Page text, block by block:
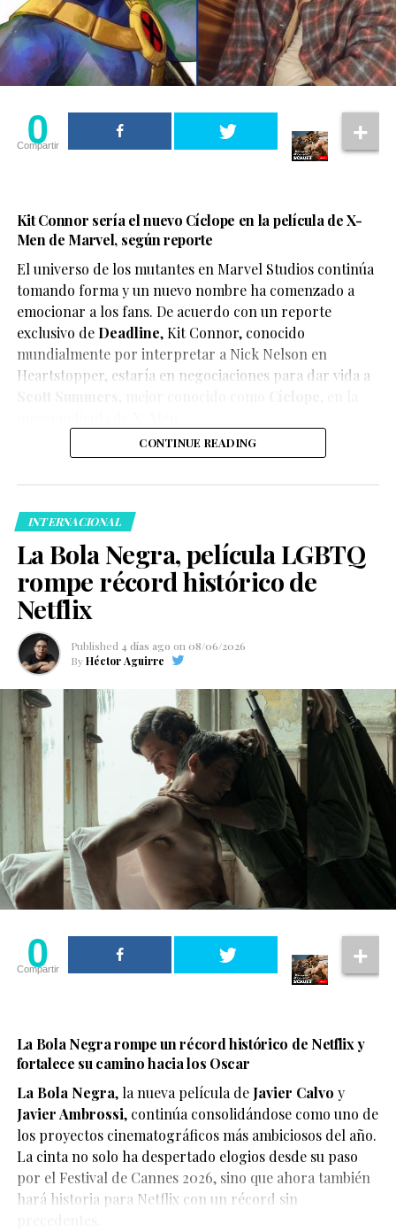
0
Compartir
Kit Connor sería el nuevo Cíclope en la película de X-
Men de Marvel, según reporte
El universo de los mutantes en Marvel Studios continúa
tomando forma y un nuevo nombre ha comenzado a
emocionar a los fans. De acuerdo con un reporte
exclusivo de Deadline,Kit Connor, conocido
mundialmente por interpretar a Nick Nelson en
Heartstopper, estaría en negociaciones para dar vida a
Según el medio estadounidense, Marvel Studios realizó
CONTINUE READING
INTERNACIONAL
La Bola Negra, película LGBTQ
rompe récord histórico de
Netflix
Published 4 días ago on 08/06/2026
By Héctor Aguirre
0
Compartir
La Bola Negra rompe un récord histórico de Netflix y
fortalece su camino hacia los Oscar
La Bola Negra, la nueva película de Javier Calvo y
Javier Ambrossi, continúa consolidándose como uno de
los proyectos cinematográficos más ambiciosos del año.
La cinta no solo ha despertado elogios desde su paso
por el Festival de Cannes 2026, sino que ahora también
hará historia para Netflix con un récord sin